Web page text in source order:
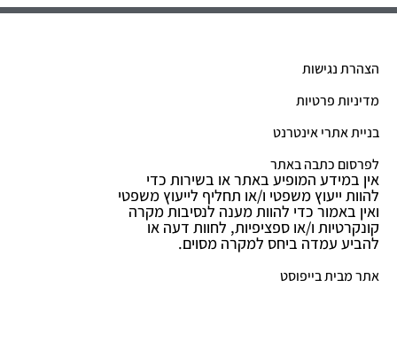
הצהרת נגישות
מדיניות פרטיות
בניית אתרי אינטרנט
לפרסום כתבה באתר
אין במידע המופיע באתר או בשירות כדי
להוות ייעוץ משפטי ו/או תחליף לייעוץ משפטי
ואין באמור כדי להוות מענה לנסיבות מקרה
קונקרטיות ו/או ספציפיות, לחוות דעה או
להביע עמדה ביחס למקרה מסוים.
אתר מבית בייפוסט